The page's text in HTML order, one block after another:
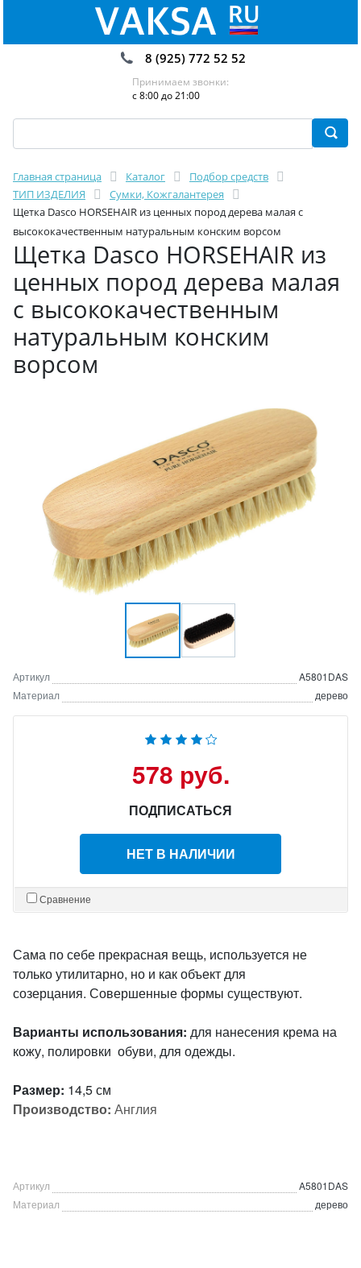
8 (925) 772 52 52
Принимаем звонки:
с 8:00 до 21:00
Главная страница Каталог
Подбор средств
ТИП ИЗДЕЛИЯ
Сумки, Кожгалантерея
Щетка Dasco HORSEHAIR из ценных пород дерева малая с
высококачественным натуральным конским ворсом
Щетка Dasco HORSEHAIR из
ценных пород дерева малая
с высококачественным
натуральным конским
ворсом
Артикул
A5801DAS
Материал
дерево
578 руб.
ПОДПИСАТЬСЯ
НЕТ В НАЛИЧИИ
Сравнение
Сама по себе прекрасная вещь, используется не
только утилитарно, но и как объект для
созерцания. Совершенные формы существуют.
Варианты использования: для нанесения крема на
кожу, полировки обуви, для одежды.
Размер: 14,5 см
Производство: Англия
Артикул
A5801DAS
Материал
дерево